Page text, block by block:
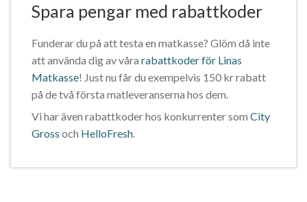
Spara pengar med rabattkoder
Funderar du på att testa en matkasse? Glöm då inte
att använda dig av våra rabattkoder för Linas
Matkasse! Just nu får du exempelvis 150 kr rabatt
på de två första matleveranserna hos dem.
Vi har även rabattkoder hos konkurrenter som City
Gross och HelloFresh.